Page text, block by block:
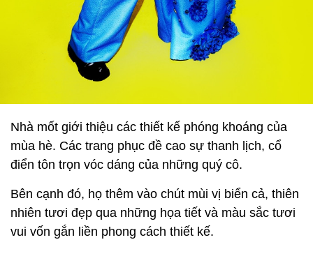
Nhà mốt giới thiệu các thiết kế phóng khoáng của
mùa hè. Các trang phục đề cao sự thanh lịch, cổ
điển tôn trọn vóc dáng của những quý cô.
Bên cạnh đó, họ thêm vào chút mùi vị biển cả, thiên
nhiên tươi đẹp qua những họa tiết và màu sắc tươi
vui vốn gắn liền phong cách thiết kế.